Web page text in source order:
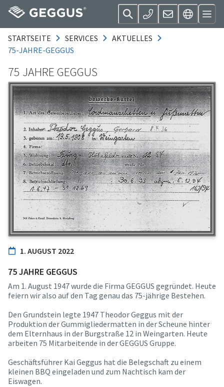
STARTSEITE SERVICES
AKTUELLES
75-JAHRE-GEGGUS
75 JAHRE GEGGUS
1. AUGUST 2022
75 JAHRE GEGGUS
Am 1. August 1947 wurde die Firma GEGGUS gegründet. Heute
feiern wir also auf den Tag genau das 75-jährige Bestehen.
Den Grundstein legte 1947 Theodor Geggus mit der
Produktion der Gummigliedermatten in der Scheune hinter
dem Elternhaus in der Burgstraße 12 in Weingarten. Heute
arbeiten 75 Mitarbeitende in der GEGGUS Gruppe.
Geschäftsführer Kai Geggus hat die Belegschaft zu einem
kleinen BBQ eingeladen und zum Nachtisch kam der
Eiswagen.